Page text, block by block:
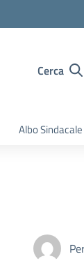
Cerca
Albo Sindacale